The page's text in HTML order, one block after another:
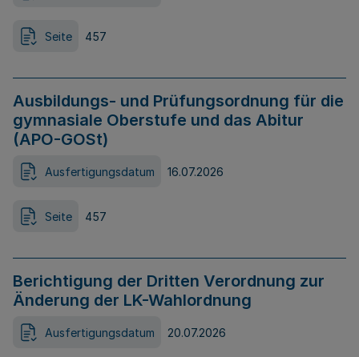
Seite 457
Ausbildungs- und Prüfungsordnung für die
gymnasiale Oberstufe und das Abitur
(APO-GOSt)
Ausfertigungsdatum 16.07.2026
Seite 457
Berichtigung der Dritten Verordnung zur
Änderung der LK-Wahlordnung
Ausfertigungsdatum 20.07.2026